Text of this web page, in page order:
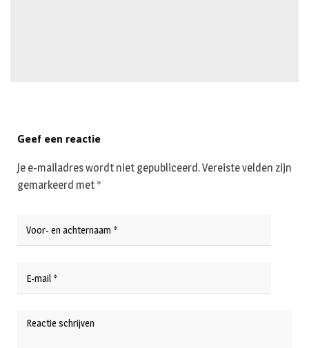
Geef een reactie
Je e-mailadres wordt niet gepubliceerd.Vereiste velden zijn
gemarkeerd met *